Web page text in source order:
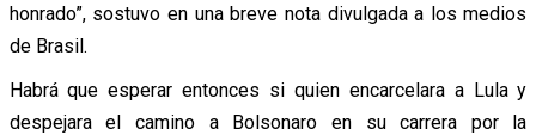
honrado”, sostuvo en una breve nota divulgada a los medios
de Brasil.
Habrá que esperar entonces si quien encarcelara a Lula y
despejara el camino a Bolsonaro en su carrera por la